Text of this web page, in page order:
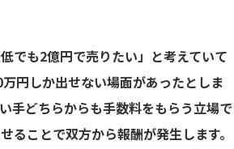
でも2億円で売りたい」と考えていて
円しか出せない場面があったとしま
手どちらからも手数料をもらう立場で
ることで双方から報酬が発生します。